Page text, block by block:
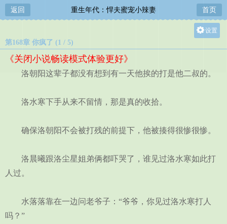
返回 重生年代：悍夫蜜宠小辣妻 首页
设置
中
第168章 你疯了 (1 / 5)
《关闭小说畅读模式体验更好》
洛朝阳这辈子都没有想到有一天他挨的打是他二叔的。
洛水寒下手从来不留情，那是真的收拾。
确保洛朝阳不会被打残的前提下，他被揍得很惨很惨。
洛晨曦跟洛尘星姐弟俩都吓哭了，谁见过洛水寒如此打
人过。
水落落靠在一边问老爷子：“爷爷，你见过洛水寒打人
吗？”